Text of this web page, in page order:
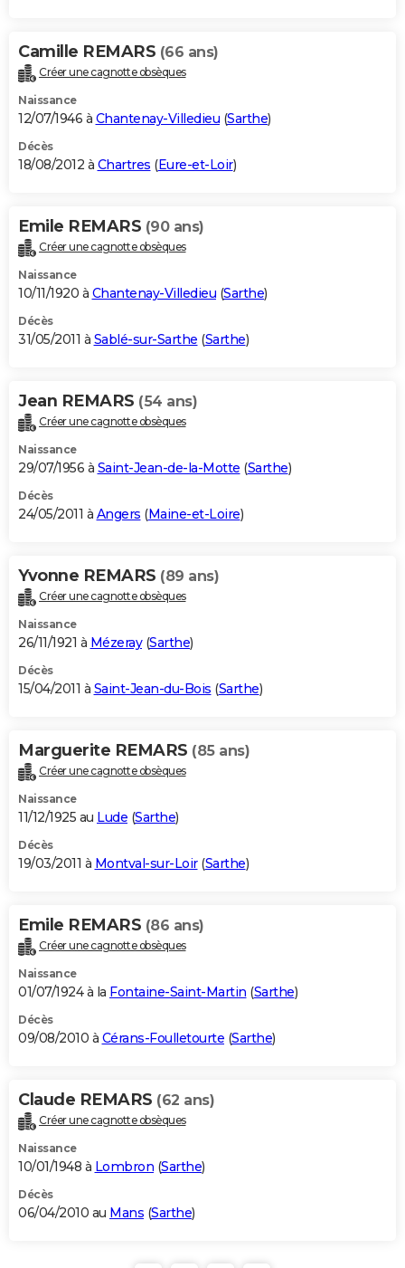
Camille REMARS (66 ans)
Créer une cagnotte obsèques
Naissance
12/07/1946 à Chantenay-Villedieu (Sarthe)
Décès
18/08/2012 à Chartres (Eure-et-Loir)
Emile REMARS (90 ans)
Créer une cagnotte obsèques
Naissance
10/11/1920 à Chantenay-Villedieu (Sarthe)
Décès
31/05/2011 à Sablé-sur-Sarthe (Sarthe)
Jean REMARS (54 ans)
Créer une cagnotte obsèques
Naissance
29/07/1956 à Saint-Jean-de-la-Motte (Sarthe)
Décès
24/05/2011 à Angers (Maine-et-Loire)
Yvonne REMARS (89 ans)
Créer une cagnotte obsèques
Naissance
26/11/1921 à Mézeray(Sarthe)
Décès
15/04/2011 à Saint-Jean-du-Bois (Sarthe)
Marguerite REMARS (85 ans)
Créer une cagnotte obsèques
Naissance
11/12/1925 au Lude (Sarthe)
Décès
19/03/2011 à Montval-sur-Loir(Sarthe)
Emile REMARS (86 ans)
Créer une cagnotte obsèques
Naissance
01/07/1924 à la Fontaine-Saint-Martin (Sarthe)
Décès
09/08/2010 à Cérans-Foulletourte (Sarthe)
Claude REMARS (62 ans)
Créer une cagnotte obsèques
Naissance
10/01/1948 à Lombron (Sarthe)
Décès
06/04/2010 au Mans (Sarthe)